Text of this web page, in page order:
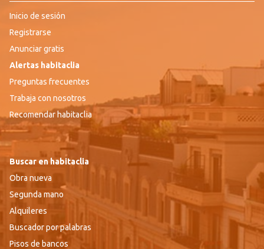
Inicio de sesión
Registrarse
Anunciar gratis
Alertas habitaclia
Preguntas frecuentes
Trabaja con nosotros
Recomendar habitaclia
Buscar en habitaclia
Obra nueva
Segunda mano
Alquileres
Buscador por palabras
Pisos de bancos